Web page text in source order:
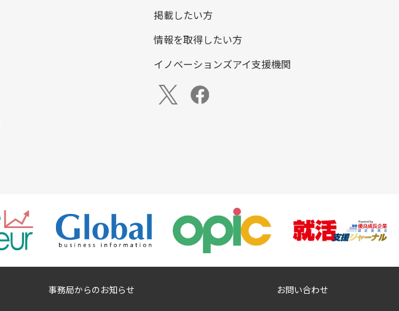
掲載したい方
情報を取得したい方
イノベーションズアイ支援機関
事務局からのお知らせ お問い合わせ